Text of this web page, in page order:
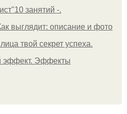
занятий -.
выглядит: описание и фото
твой секрет успеха.
эффект. Эффекты